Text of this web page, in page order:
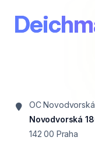
OC
Novodvorská
142 00 Praha